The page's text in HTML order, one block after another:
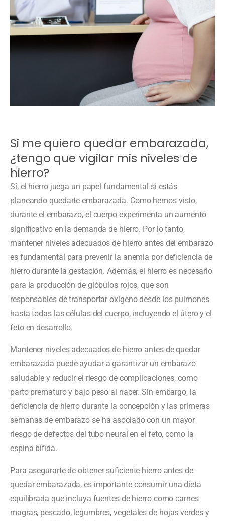
Si me quiero quedar embarazada,
¿tengo que vigilar mis niveles de
hierro?
Sí, el hierro juega un papel fundamental si estás
planeando quedarte embarazada. Como hemos visto,
durante el embarazo, el cuerpo experimenta un aumento
significativo en la demanda de hierro. Por lo tanto,
mantener niveles adecuados de hierro antes del embarazo
es fundamental para prevenir la anemia por deficiencia de
hierro durante la gestación. Además, el hierro es necesario
para la producción de glóbulos rojos, que son
responsables de transportar oxígeno desde los pulmones
hasta todas las células del cuerpo, incluyendo el útero y el
feto en desarrollo.
Mantener niveles adecuados de hierro antes de quedar
embarazada puede ayudar a garantizar un embarazo
saludable y reducir el riesgo de complicaciones, como
parto prematuro y bajo peso al nacer. Sin embargo, la
deficiencia de hierro durante la concepción y las primeras
semanas de embarazo se ha asociado con un mayor
riesgo de defectos del tubo neural en el feto, como la
espina bífida.
Para asegurarte de obtener suficiente hierro antes de
quedar embarazada, es importante consumir una dieta
equilibrada que incluya fuentes de hierro como carnes
magras, pescado, legumbres, vegetales de hojas verdes y